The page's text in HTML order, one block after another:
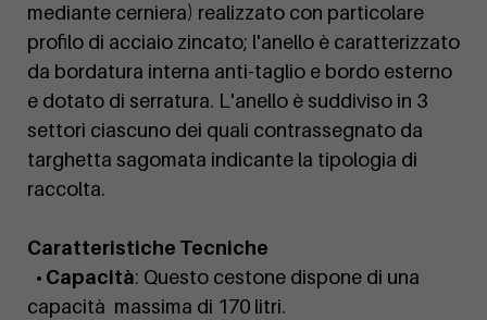
mediante cerniera) realizzato con particolare
profilo di acciaio zincato; l'anello è caratterizzato
da bordatura interna anti-taglio e bordo esterno
e dotato di serratura. L'anello è suddiviso in 3
settori ciascuno dei quali contrassegnato da
targhetta sagomata indicante la tipologia di
raccolta.
Caratteristiche Tecniche
• Capacità: Questo cestone dispone di una
capacità massima di 170 litri.